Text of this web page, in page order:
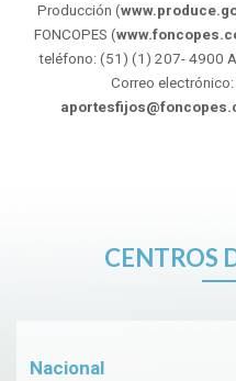
Producción (
FONCOPES (
teléfono: (51) (1) 207- 4900
Correo electrónico:
CENTROS
Nacional